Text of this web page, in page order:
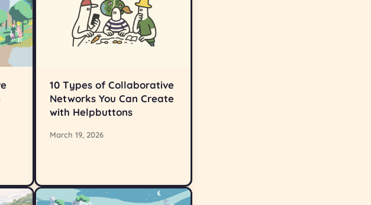
10 Types of Collaborative
Networks You Can Create
with Helpbuttons
March 19, 2026